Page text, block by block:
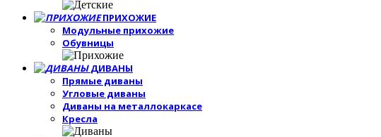
ПРИХОЖИЕ
Модульные прихожие
Обувницы
ДИВАНЫ
Прямые диваны
Угловые диваны
Диваны на металлокаркасе
Кресла